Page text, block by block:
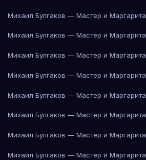
Михаил Булгаков — Мастер и Маргарита
Михаил Булгаков — Мастер и Маргарита
Михаил Булгаков — Мастер и Маргарита
Михаил Булгаков — Мастер и Маргарита
Михаил Булгаков — Мастер и Маргарита
Михаил Булгаков — Мастер и Маргарита
Михаил Булгаков — Мастер и Маргарита
Михаил Булгаков — Мастер и Маргарита